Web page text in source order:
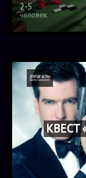
2-5
человек
КВЕСТ